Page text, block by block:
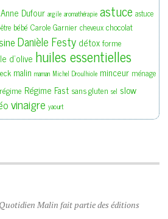
Anne Dufour argile aromathérapie astuce astuce
bébé Carole Garnier cheveux chocolat
Danièle Festy détoxforme
d'olive huiles essentielles
malin maman Michel Droulhiole minceur ménage
régime Régime Fast sans gluten sel slow
vinaigre yaourt
Malin fait partie des éditions